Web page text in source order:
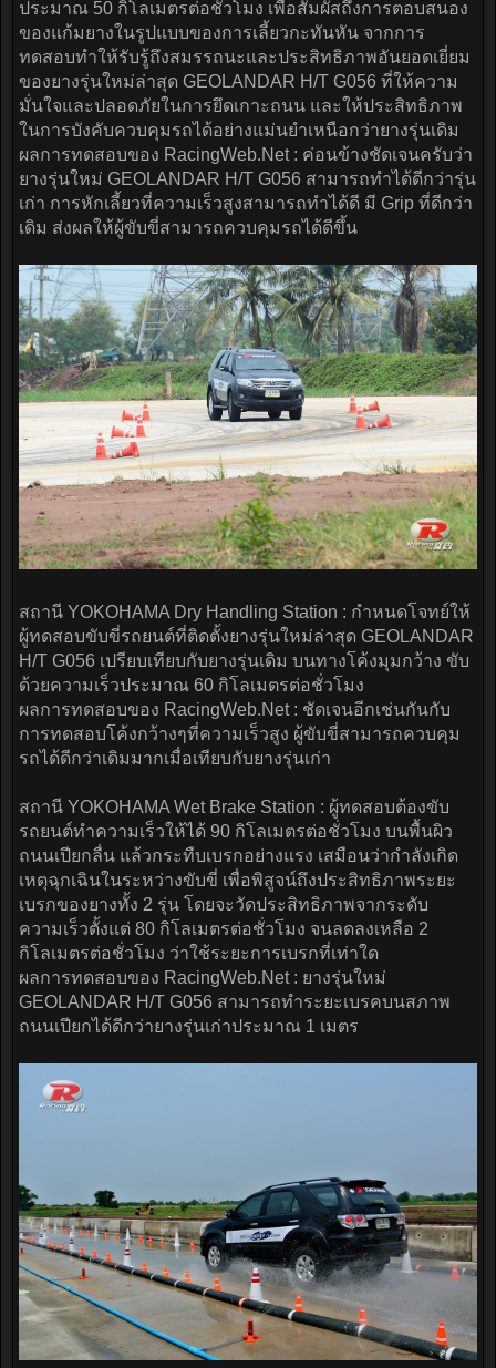
ประมาณ 50 กิโลเมตรต่อชั่วโมง เพื่อสัมผัสถึงการตอบสนอง
ของแก้มยางในรูปแบบของการเลี้ยวกะทันหัน จากการ
ทดสอบทำให้รับรู้ถึงสมรรถนะและประสิทธิภาพอันยอดเยี่ยม
ของยางรุ่นใหม่ล่าสุด GEOLANDAR H/T G056 ที่ให้ความ
มั่นใจและปลอดภัยในการยึดเกาะถนน และให้ประสิทธิภาพ
ในการบังคับควบคุมรถได้อย่างแม่นยำเหนือกว่ายางรุ่นเดิม
ผลการทดสอบของ RacingWeb.Net : ค่อนข้างชัดเจนครับว่า
ยางรุ่นใหม่ GEOLANDAR H/T G056 สามารถทำได้ดีกว่ารุ่น
เก่า การหักเลี้ยวที่ความเร็วสูงสามารถทำได้ดี มี Grip ที่ดีกว่า
เดิม ส่งผลให้ผู้ขับขี่สามารถควบคุมรถได้ดีขึ้น
สถานี YOKOHAMA Dry Handling Station : กำหนดโจทย์ให้
ผู้ทดสอบขับขี่รถยนต์ที่ติดตั้งยางรุ่นใหม่ล่าสุด GEOLANDAR
H/T G056 เปรียบเทียบกับยางรุ่นเดิม บนทางโค้งมุมกว้าง ขับ
ด้วยความเร็วประมาณ 60 กิโลเมตรต่อชั่วโมง
ผลการทดสอบของ RacingWeb.Net : ชัดเจนอีกเช่นกันกับ
การทดสอบโค้งกว้างๆที่ความเร็วสูง ผู้ขับขี่สามารถควบคุม
รถได้ดีกว่าเดิมมากเมื่อเทียบกับยางรุ่นเก่า
สถานี YOKOHAMA Wet Brake Station : ผู้ทดสอบต้องขับ
รถยนต์ทำความเร็วให้ได้ 90 กิโลเมตรต่อชั่วโมง บนพื้นผิว
ถนนเปียกลื่น แล้วกระทืบเบรกอย่างแรง เสมือนว่ากำลังเกิด
เหตุฉุกเฉินในระหว่างขับขี่ เพื่อพิสูจน์ถึงประสิทธิภาพระยะ
เบรกของยางทั้ง 2 รุ่น โดยจะวัดประสิทธิภาพจากระดับ
ความเร็วตั้งแต่ 80 กิโลเมตรต่อชั่วโมง จนลดลงเหลือ 2
กิโลเมตรต่อชั่วโมง ว่าใช้ระยะการเบรกที่เท่าใด
ผลการทดสอบของ RacingWeb.Net : ยางรุ่นใหม่
GEOLANDAR H/T G056 สามารถทำระยะเบรคบนสภาพ
ถนนเปียกได้ดีกว่ายางรุ่นเก่าประมาณ 1 เมตร